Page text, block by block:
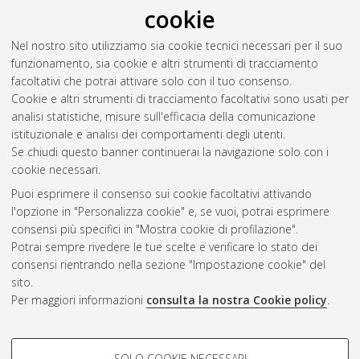
cookie
Nel nostro sito utilizziamo sia cookie tecnici necessari per il suo
funzionamento, sia cookie e altri strumenti di tracciamento
facoltativi che potrai attivare solo con il tuo consenso.
Cookie e altri strumenti di tracciamento facoltativi sono usati per
analisi statistiche, misure sull'efficacia della comunicazione
istituzionale e analisi dei comportamenti degli utenti.
Se chiudi questo banner continuerai la navigazione solo con i
cookie necessari.
Puoi esprimere il consenso sui cookie facoltativi attivando
l'opzione in "Personalizza cookie" e, se vuoi, potrai esprimere
consensi più specifici in "Mostra cookie di profilazione".
Potrai sempre rivedere le tue scelte e verificare lo stato dei
consensi rientrando nella sezione "Impostazione cookie" del
sito.
Per maggiori informazioni consulta la nostra Cookie policy.
COOKIE DI PROFILAZIONE -
Vedi altre statistiche
Gestione del documento:
Atom
Rss
2.0
AMS Acta
ISSN: 2038-7954
re3data.org -
doi.org/10.17616/R3P19R
Servizio implementato e
Impostazioni Cookie